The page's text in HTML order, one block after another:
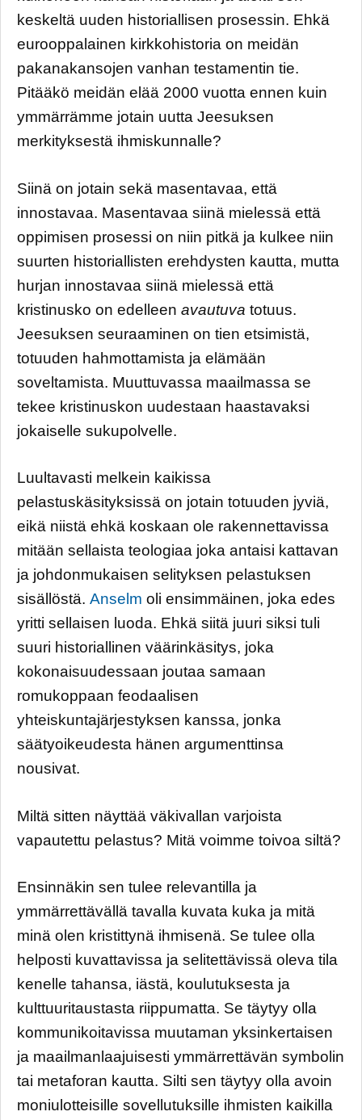
keskeltä uuden historiallisen prosessin. Ehkä
eurooppalainen kirkkohistoria on meidän
pakanakansojen vanhan testamentin tie.
Pitääkö meidän elää 2000 vuotta ennen kuin
ymmärrämme jotain uutta Jeesuksen
merkityksestä ihmiskunnalle?
Siinä on jotain sekä masentavaa, että
innostavaa. Masentavaa siinä mielessä että
oppimisen prosessi on niin pitkä ja kulkee niin
suurten historiallisten erehdysten kautta, mutta
hurjan innostavaa siinä mielessä että
kristinusko on edelleen avautuva totuus.
Jeesuksen seuraaminen on tien etsimistä,
totuuden hahmottamista ja elämään
soveltamista. Muuttuvassa maailmassa se
tekee kristinuskon uudestaan haastavaksi
jokaiselle sukupolvelle.
Luultavasti melkein kaikissa
pelastuskäsityksissä on jotain totuuden jyviä,
eikä niistä ehkä koskaan ole rakennettavissa
mitään sellaista teologiaa joka antaisi kattavan
ja johdonmukaisen selityksen pelastuksen
sisällöstä. Anselm oli ensimmäinen, joka edes
yritti sellaisen luoda. Ehkä siitä juuri siksi tuli
suuri historiallinen väärinkäsitys, joka
kokonaisuudessaan joutaa samaan
romukoppaan feodaalisen
yhteiskuntajärjestyksen kanssa, jonka
säätyoikeudesta hänen argumenttinsa
nousivat.
Miltä sitten näyttää väkivallan varjoista
vapautettu pelastus? Mitä voimme toivoa siltä?
Ensinnäkin sen tulee relevantilla ja
ymmärrettävällä tavalla kuvata kuka ja mitä
minä olen kristittynä ihmisenä. Se tulee olla
helposti kuvattavissa ja selitettävissä oleva tila
kenelle tahansa, iästä, koulutuksesta ja
kulttuuritaustasta riippumatta. Se täytyy olla
kommunikoitavissa muutaman yksinkertaisen
ja maailmanlaajuisesti ymmärrettävän symbolin
tai metaforan kautta. Silti sen täytyy olla avoin
moniulotteisille sovellutuksille ihmisten kaikilla